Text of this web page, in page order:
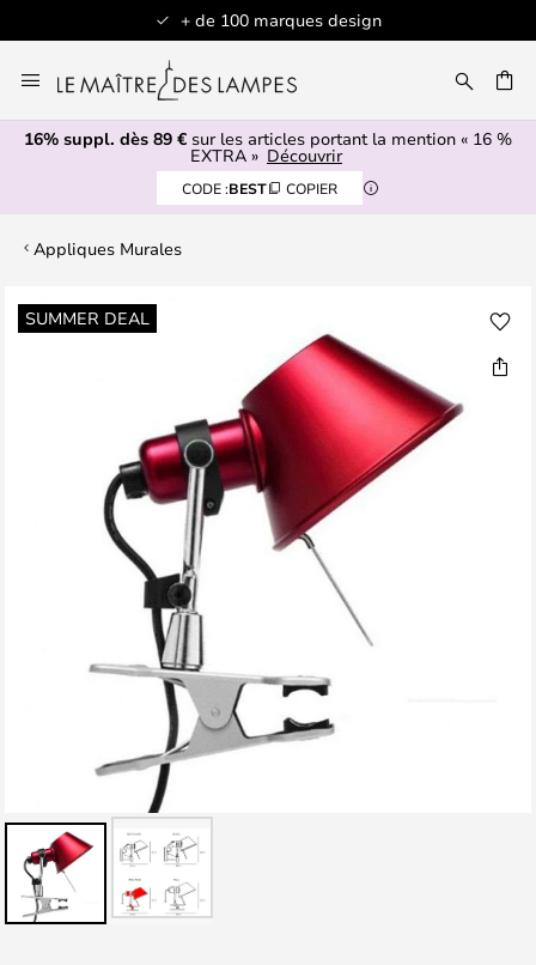
+ de 100 marques design
au
contenu
16% suppl. dès 89 € sur les articles portant la mention « 16 %
EXTRA » Découvrir
CODE :BEST COPIER
Appliques Murales
SUMMER DEAL
Skip
to